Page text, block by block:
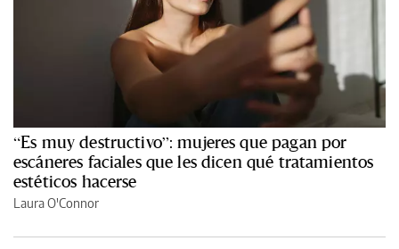
“Es muy destructivo”: mujeres que pagan por
escáneres faciales que les dicen qué tratamientos
estéticos hacerse
Laura O'Connor